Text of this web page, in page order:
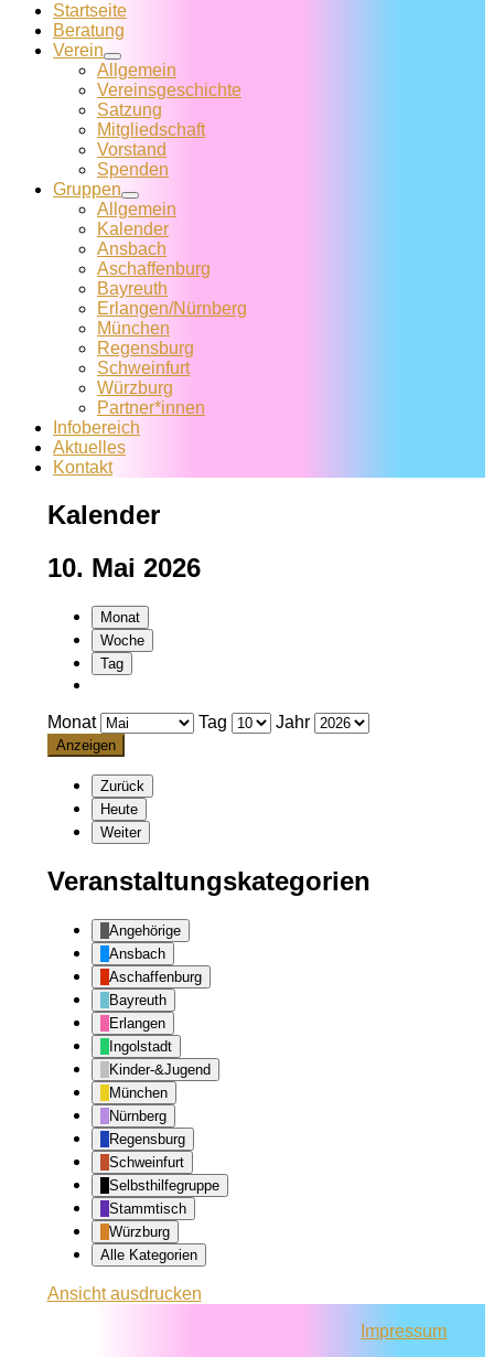
Startseite
Beratung
Verein
Allgemein
Vereins­geschichte
Satzung
Mitglied­schaft
Vorstand
Spenden
Gruppen
Allgemein
Kalender
Ansbach
Aschaffenburg
Bayreuth
Erlangen/Nürnberg
München
Regensburg
Schweinfurt
Würzburg
Partner*innen
Infobereich
Aktuelles
Kontakt
Kalender
10. Mai 2026
Monat
Woche
Tag
Monat Tag Jahr
Zurück
Heute
Weiter
Veranstaltungskategorien
Angehörige
Ansbach
Aschaffenburg
Bayreuth
Erlangen
Ingolstadt
Kinder-&Jugend
München
Nürnberg
Regensburg
Schweinfurt
Selbsthilfegruppe
Stammtisch
Würzburg
Alle Kategorien
Ansichtausdrucken
Impressum